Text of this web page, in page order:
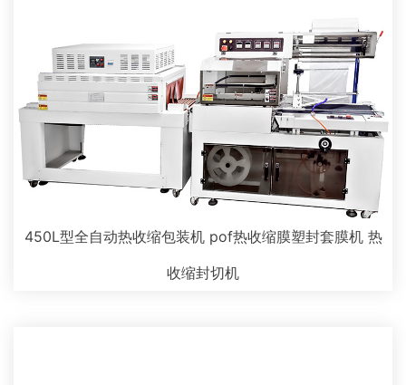
450L型全自动热收缩包装机 pof热收缩膜塑封套膜机 热
收缩封切机